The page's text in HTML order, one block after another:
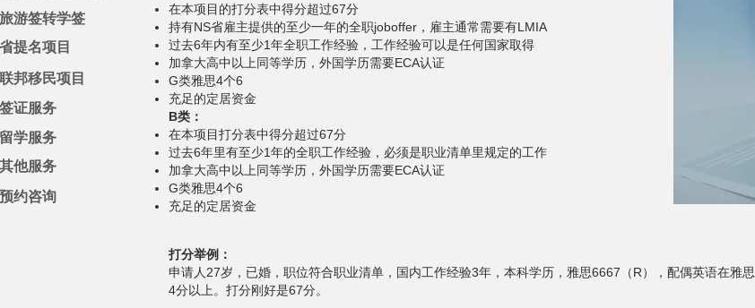
其他服务
游签转学签
签证服务
留学服务
预约咨询
联邦移民项目
省提名项目
在本项目的打分表中得分超过67分
持有NS省雇主提供的至少一年的全职joboffer，雇主通常需要有LMIA
过去6年内有至少1年全职工作经验，工作经验可以是任何国家取得
加拿大高中以上同等学历，外国学历需要ECA认证
G类雅思4个6
充足的定居资金
B类：
在本项目打分表中得分超过67分
过去6年里有至少1年的全职工作经验，必须是职业清单里规定的工作
加拿大高中以上同等学历，外国学历需要ECA认证
G类雅思4个6
充足的定居资金
打分举例：
申请人27岁，已婚，职位符合职业清单，国内工作经验3年，本科学历，雅思6667（R），配偶英语在雅思
4分以上。打分刚好是67分。